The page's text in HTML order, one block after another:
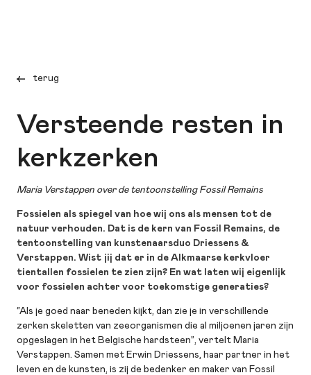
terug
Versteende resten in
kerkzerken
Maria Verstappen over de tentoonstelling Fossil Remains
Fossielen als spiegel van hoe wij ons als mensen tot de
natuur verhouden. Dat is de kern van Fossil Remains, de
tentoonstelling van kunstenaarsduo Driessens &
Verstappen. Wist jij dat er in de Alkmaarse kerkvloer
tientallen fossielen te zien zijn? En wat laten wij eigenlijk
voor fossielen achter voor toekomstige generaties?
“Als je goed naar beneden kijkt, dan zie je in verschillende
zerken skeletten van zeeorganismen die al miljoenen jaren zijn
opgeslagen in het Belgische hardsteen”, vertelt Maria
Verstappen. Samen met Erwin Driessens, haar partner in het
leven en de kunsten, is zij de bedenker en maker van Fossil